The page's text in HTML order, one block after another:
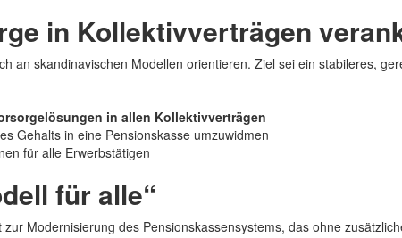
in Kollektivverträgen
an skandinavischen Modellen orientieren. Ziel sei ein stabileres,
in allen Kollektivverträgen
Gehalts in eine Pensionskasse umzuwidmen
für alle Erwerbstätigen
für alle“
Modernisierung des Pensionskassensystems, das ohne